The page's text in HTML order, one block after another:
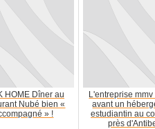
HOME Dîner au
Nubé bien «
» !
L'entreprise
avant un
estudiantin au
près